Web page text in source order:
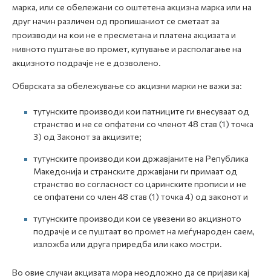
марка, или се обележани со оштетена акцизна марка или на
друг начин различен од пропишаниот се сметаат за
производи на кои не е пресметана и платена акцизата и
нивното пуштање во промет, купување и располагање на
акцизното подрачје не е дозволено.
Обврската за обележување со акцизни марки не важи за:
тутунските производи кои патниците ги внесуваат од
странство и не се опфатени со членот 48 став (1) точка
3) од Законот за акцизите;
тутунските производи кои државјаните на Република
Македонија и странските државјани ги примаат од
странство во согласност со царинските прописи и не
се опфатени со член 48 став (1) точка 4) од законот и
тутунските производи кои се увезени во акцизното
подрачје и се пуштаат во промет на меѓународен саем,
изложба или друга приредба или како мостри.
Во овие случаи акцизата мора неодложно да се пријави кај